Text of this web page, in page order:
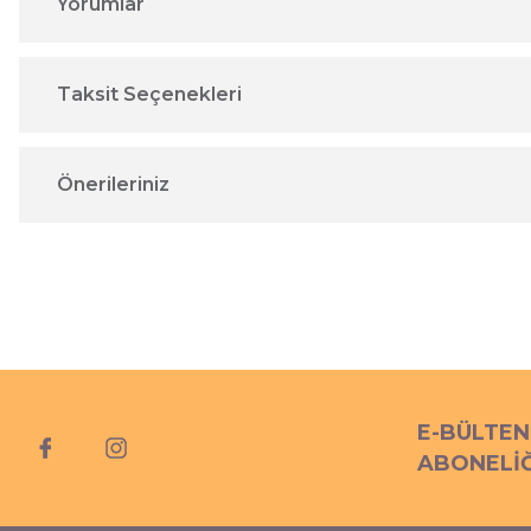
Taksit Seçenekleri
Önerileriniz
E-BÜLTEN